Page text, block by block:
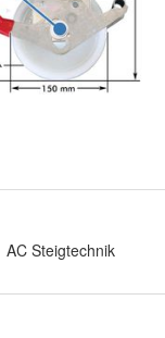
AC Steigtechnik